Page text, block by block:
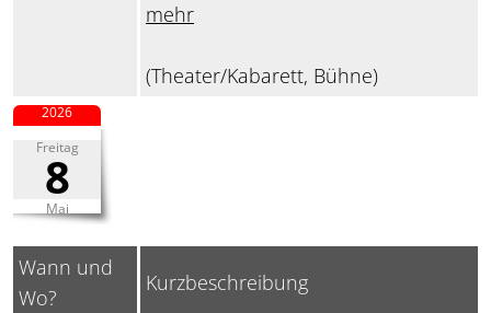
mehr
(Theater/Kabarett, Bühne)
Freitag
8
Mai
2026
Wann und
Wo?
Kurzbeschreibung